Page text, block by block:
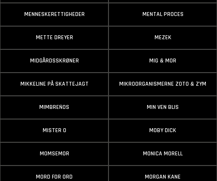
MENNESKERETTIGHEDER MENTAL PROCES
METTE DREYER MEZEK
MIDGÅRDSSKRØNER MIG & MOR
MIKKELINE PÅ SKATTEJAGT MIKROORGANISMERNE ZOTO & ZYM
MIMBREÑOS MIN VEN BLIS
MISTER O MOBY DICK
MOMSEMOR MONICA MORELL
MORD FOR ORD MORGAN KANE